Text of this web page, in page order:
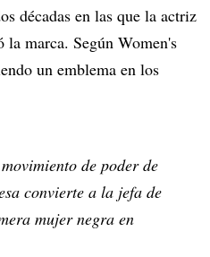
décadas en las que la actriz
la marca. Según Women's
un emblema en los
de poder de
convierte a la jefa de
mujer negra en